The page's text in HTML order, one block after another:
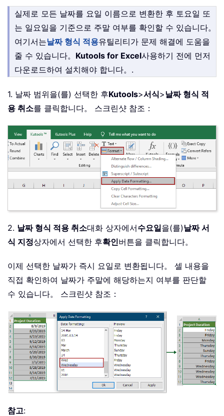
실제로 모든 날짜를 요일 이름으로 변환한 후 토요일 또
는 일요일을 기준으로 주말 여부를 확인할 수 있습니다。
여기서는날짜 형식 적용유틸리티가 문제 해결에 도움을
줄 수 있습니다。 Kutools for Excel사용하기 전에 먼저
다운로드하여 설치해야 합니다。 .
1. 날짜 범위을(를) 선택한 후Kutools>서식>날짜 형식 적
용 취소를 클릭합니다。 스크린샷 참조：
2. 날짜 형식 적용 취소대화 상자에서수요일을(를)날짜 서
식 지정상자에서 선택한 후확인버튼을 클릭합니다。
이제 선택한 날짜가 즉시 요일로 변환됩니다。 셀 내용을
직접 확인하여 날짜가 주말에 해당하는지 여부를 판단할
수 있습니다。 스크린샷 참조：
참고: